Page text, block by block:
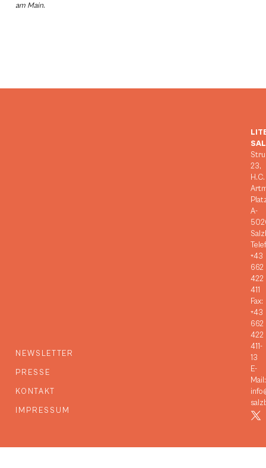
am Main.
NEWSLETTER
PRESSE
KONTAKT
IMPRESSUM
23,
H.C.
A-
+43
662
422
411
Fax:
+43
662
422
411-
13
E-
Mail: